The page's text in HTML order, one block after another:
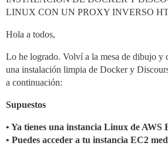
LINUX CON UN PROXY INVERSO
Hola a todos,
Lo he logrado. Volví a la mesa de dibujo y
una instalación limpia de Docker y
a continuación:
Supuestos
• Ya tienes una instancia Linux de AWS
• Puedes acceder a tu instancia EC2